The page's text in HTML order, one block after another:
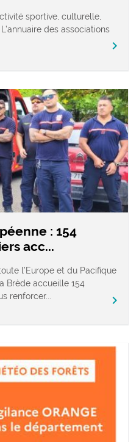
sportive, culturelle,
des associations
chevron_right
: 154
acc...
l’Europe et du Pacifique
Brède accueille 154
renforcer...
chevron_right